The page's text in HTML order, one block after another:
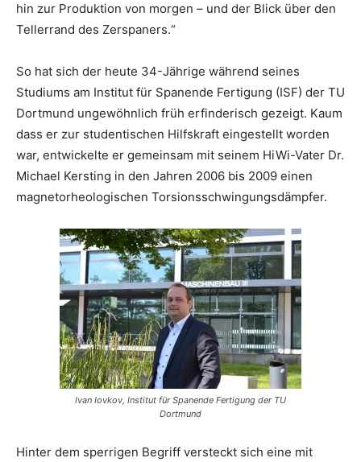
hin zur Produktion von morgen – und der Blick über den
Tellerrand des Zerspaners.“
So hat sich der heute 34-Jährige während seines
Studiums am Institut für Spanende Fertigung (ISF) der TU
Dortmund ungewöhnlich früh erfinderisch gezeigt. Kaum
dass er zur studentischen Hilfskraft eingestellt worden
war, entwickelte er gemeinsam mit seinem HiWi-Vater Dr.
Michael Kersting in den Jahren 2006 bis 2009 einen
magnetorheologischen Torsionsschwingungsdämpfer.
Ivan Iovkov, Institut für Spanende Fertigung der TU
Dortmund
Hinter dem sperrigen Begriff versteckt sich eine mit